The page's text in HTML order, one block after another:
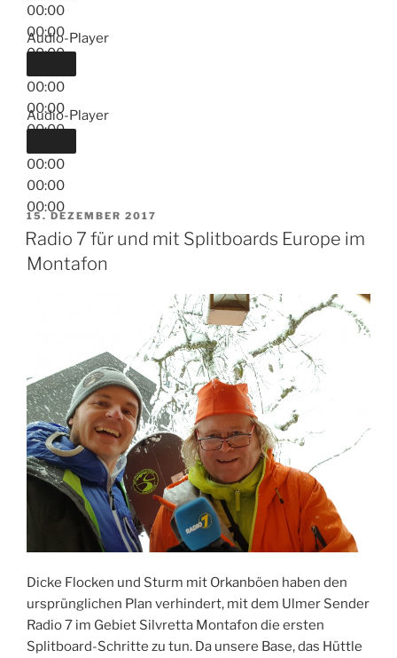
00:00
00:00
00:00
Audio-Player
00:00
00:00
00:00
Audio-Player
00:00
00:00
00:00
VERÖFFENTLICHT
AM
15. DEZEMBER 2017
Radio 7 für und mit Splitboards Europe im
Montafon
Dicke Flocken und Sturm mit Orkanböen haben den
ursprünglichen Plan verhindert, mit dem Ulmer Sender
Radio 7 im Gebiet Silvretta Montafon die ersten
Splitboard-Schritte zu tun. Da unsere Base, das Hüttle